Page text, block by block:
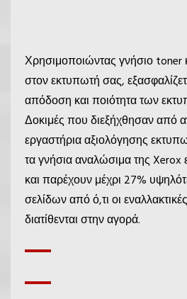
Χρησιμοποιώντας γνήσιο toner
στον εκτυπωτή σας,
απόδοση και ποιότητα των
Δοκιμές που διεξήχθησαν από
εργαστήρια αξιολόγησης
τα γνήσια αναλώσιμα της Xerox
και παρέχουν μέχρι 27%
σελίδων από ό,τι οι
διατίθενται στην αγορά.